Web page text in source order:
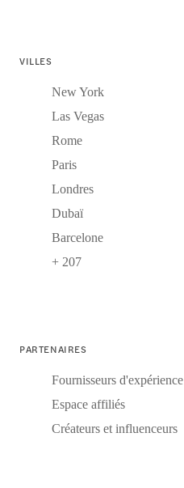
VILLES
New York
Las Vegas
Rome
Paris
Londres
Dubaï
Barcelone
+ 207
PARTENAIRES
Fournisseurs d'expérience
Espace affiliés
Créateurs et influenceurs